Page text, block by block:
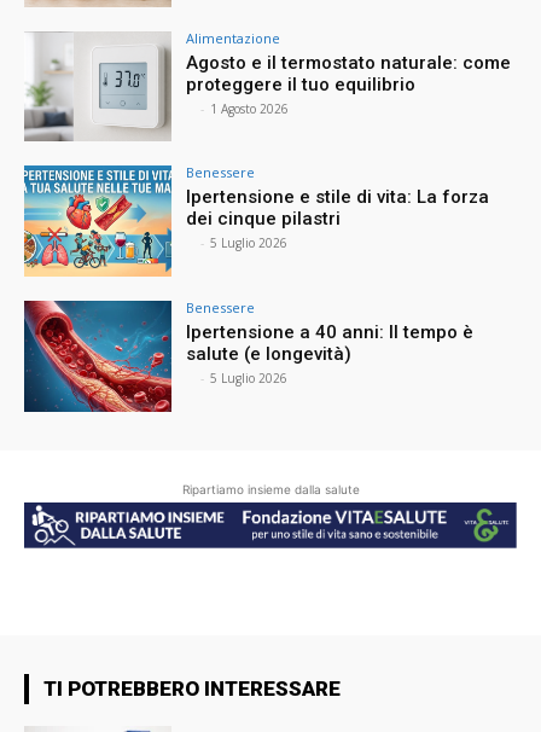
Alimentazione
Agosto e il termostato naturale: come
proteggere il tuo equilibrio
- 1 Agosto 2026
Benessere
Ipertensione e stile di vita: La forza
dei cinque pilastri
- 5 Luglio 2026
Benessere
Ipertensione a 40 anni: Il tempo è
salute (e longevità)
- 5 Luglio 2026
Ripartiamo insieme dalla salute
TI POTREBBERO INTERESSARE